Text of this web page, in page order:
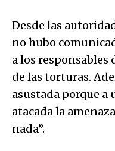
Desde las
no hubo
a los responsables
de las torturas.
asustada porque a
atacada la
nada”.